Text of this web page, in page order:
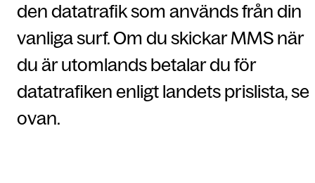
den datatrafik som används från din
vanliga surf. Om du skickar MMS när
du är utomlands betalar du för
datatrafiken enligt landets prislista, se
ovan.